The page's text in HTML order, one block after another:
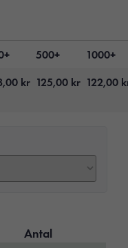
500+
1000+
kr 125,00 kr 122,00
Antal